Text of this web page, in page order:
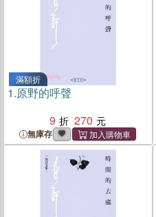
滿額折
1.原野的呼聲
9
270
無庫存